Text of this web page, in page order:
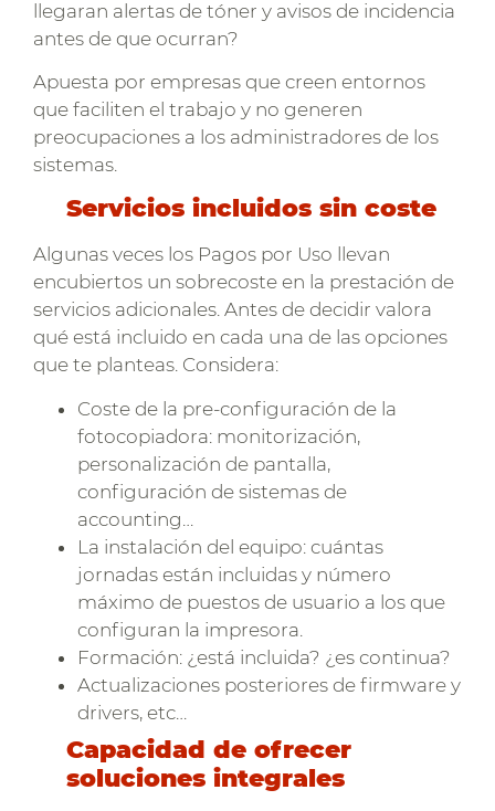
llegaran alertas de tóner y avisos de incidencia
antes de que ocurran?
Apuesta por empresas que creen entornos
que faciliten el trabajo y no generen
preocupaciones a los administradores de los
sistemas.
Servicios incluidos sin coste
Algunas veces los Pagos por Uso llevan
encubiertos un sobrecoste en la prestación de
servicios adicionales. Antes de decidir valora
qué está incluido en cada una de las opciones
que te planteas. Considera:
Coste de la pre-configuración de la
fotocopiadora: monitorización,
personalización de pantalla,
configuración de sistemas de
accounting…
La instalación del equipo: cuántas
jornadas están incluidas y número
máximo de puestos de usuario a los que
configuran la impresora.
Formación: ¿está incluida? ¿es continua?
Actualizaciones posteriores de firmware y
drivers, etc…
Capacidad de ofrecer
soluciones integrales